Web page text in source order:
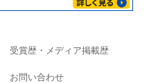
受賞歴・メディア掲載歴
お問い合わせ